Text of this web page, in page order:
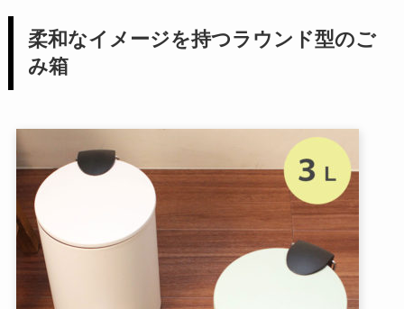
柔和なイメージを持つラウンド型のご
み箱